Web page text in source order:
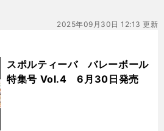
2025年09月30日 12:13 更新
スポルティーバ バレーボール
特集号 Vol.4 6月30日発売